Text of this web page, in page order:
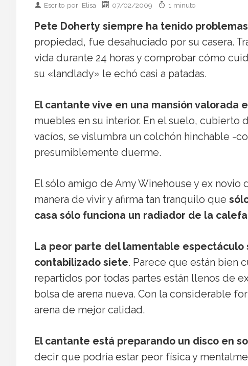
Escrito por: Elisa 07/02/2009 1 minuto
Pete Doherty siempre ha tenido
propiedad, fue desahuciado por su casera.
vida durante 24 horas y comprobar cómo
su «landlady» le echó casi a patadas.
El cantante vive en una mansión valorada
muebles en su interior. En el suelo,
vacíos, se vislumbra un colchón hinchable -
presumiblemente duerme.
El sólo amigo de Amy Winehouse y ex
manera de vivir y afirma tan tranquilo que
casa sólo funciona un radiador de la
La peor parte del lamentable espectáculo
contabilizado siete. Parece que están bien
repartidos por todas partes están llenos de
bolsa de arena nueva. Con la considerable
arena de mejor calidad.
El cantante está preparando un disco en
decir que podría estar peor física y